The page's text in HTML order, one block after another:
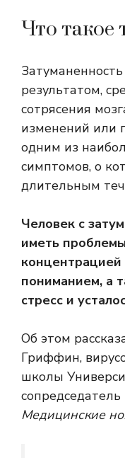
Что такое
результатом,
сотрясения
изменений или
одним из
симптомов, о
длительным
Человек с
иметь
пониманием, а
стресс и
Об этом
Гриффин,
школы
Медицинские